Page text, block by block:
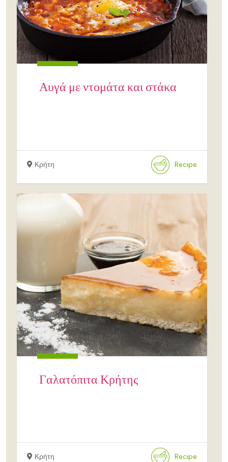
Αυγά με ντομάτα και στάκα
Κρήτη Recipe
Γαλατόπιτα Κρήτης
Κρήτη Recipe